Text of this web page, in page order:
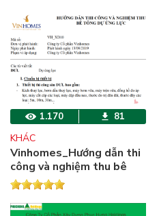
1.170 81
KHÁC
Vinhomes_Hướng dẫn thi
công và nghiệm thu bê
tông dự ứng lực